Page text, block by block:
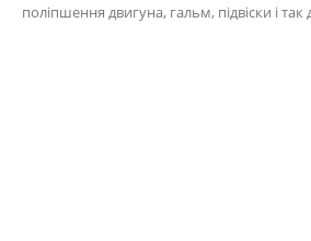
поліпшення двигуна, гальм, підвіски і так